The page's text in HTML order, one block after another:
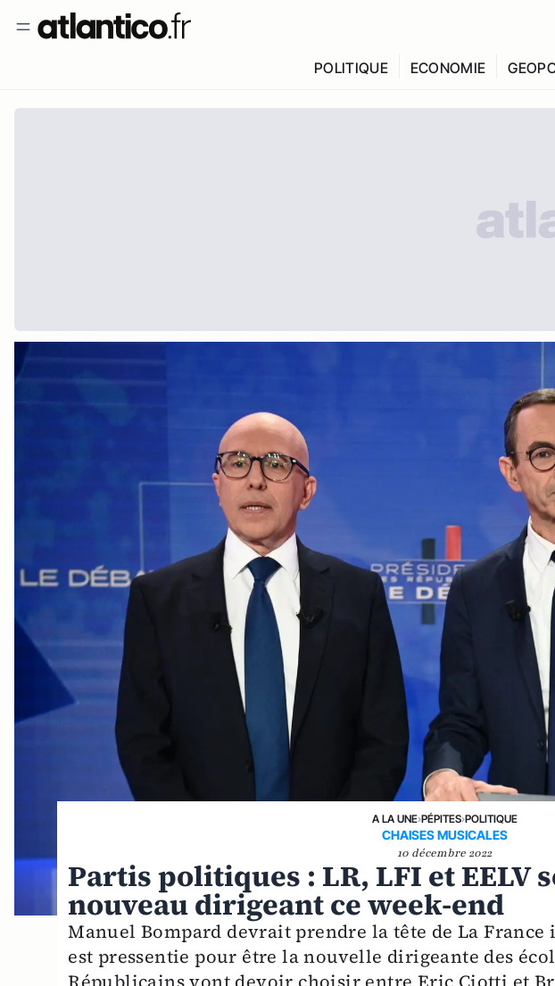
POLITIQUE ECONOMIE
A LA UNE›PÉPITES›POLITIQUE
CHAISES MUSICALES
10 décembre 2022
Partis politiques : LR, LFI et EELV
nouveau dirigeant ce week-end
Manuel Bompard devrait prendre la tête de La
est pressentie pour être la nouvelle dirigeante des